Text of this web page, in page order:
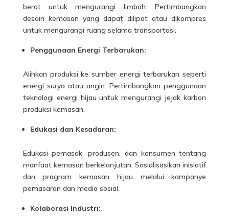
berat untuk mengurangi limbah. Pertimbangkan
desain kemasan yang dapat dilipat atau dikompres
untuk mengurangi ruang selama transportasi.
Penggunaan Energi Terbarukan:
Alihkan produksi ke sumber energi terbarukan seperti
energi surya atau angin. Pertimbangkan penggunaan
teknologi energi hijau untuk mengurangi jejak karbon
produksi kemasan.
Edukasi dan Kesadaran:
Edukasi pemasok, produsen, dan konsumen tentang
manfaat kemasan berkelanjutan. Sosialisasikan inisiatif
dan program kemasan hijau melalui kampanye
pemasaran dan media sosial.
Kolaborasi Industri: